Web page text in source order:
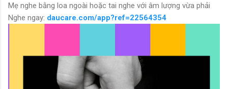
Mẹ nghe bằng loa ngoài hoặc tai nghe với âm lượng vừa phải
Nghe ngay: daucare.com/app?ref=22564354